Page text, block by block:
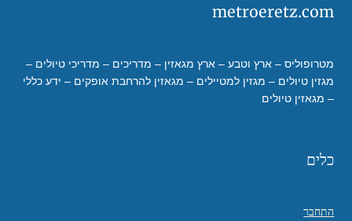
metroeretz.com
מטרופוליס – ארץ וטבע – ארץ מגאזין – מדריכים – מדריכי טיולים –
מגזין טיולים – מגזין למטיילים – מגאזין להרחבת אופקים – ידע כללי
– מגאזין טיולים
כלים
התחבר